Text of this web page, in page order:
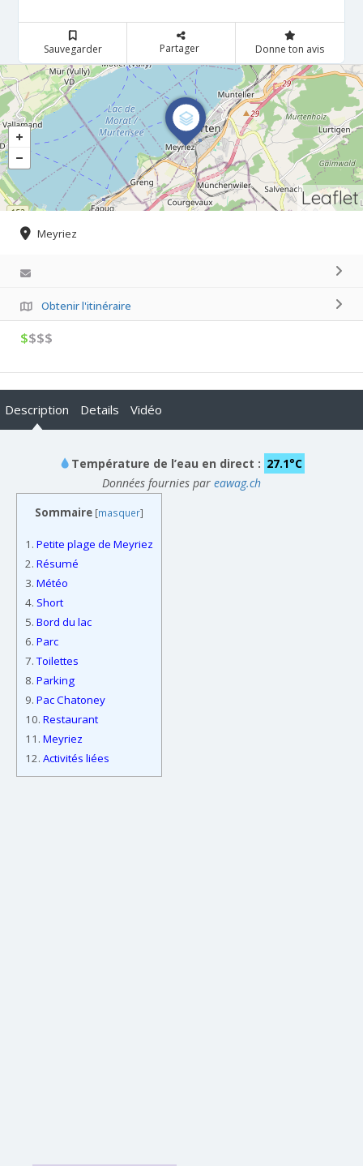
Sauvegarder Partager Donne ton avis
Leaflet
Meyriez
Obtenir l'itinéraire
$$$$
Description Details Vidéo
Température de l’eau en direct : 27.1°C
Données fournies par eawag.ch
Sommaire [masquer]
1. Petite plage de Meyriez
2. Résumé
3. Météo
4. Short
5. Bord du lac
6. Parc
7.Toilettes
8. Parking
9. Pac Chatoney
10. Restaurant
11. Meyriez
12. Activités liées